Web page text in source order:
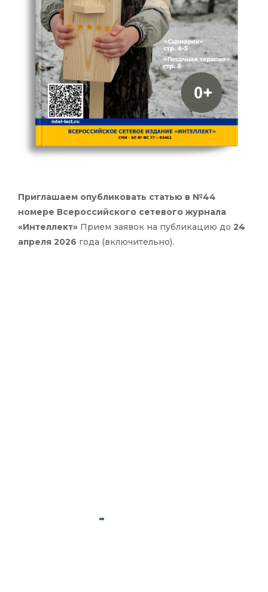
Приглашаем опубликовать статью в №44
номере Всероссийского сетевого журнала
«Интеллект» Прием заявок на публикацию до 24
апреля 2026 года (включительно).